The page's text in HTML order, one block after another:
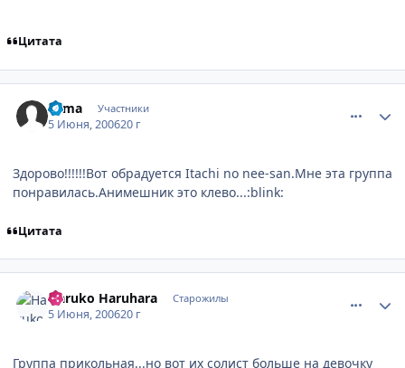
Цитата
Toma Участники
5 Июня, 200620 г
Здорово!!!!!!Вот обрадуется Itachi no nee-san.Мне эта группа
понравилась.Анимешник это клево...:blink:
Цитата
Haruko Haruhara Старожилы
5 Июня, 200620 г
Группа прикольная...но вот их солист больше на девочку